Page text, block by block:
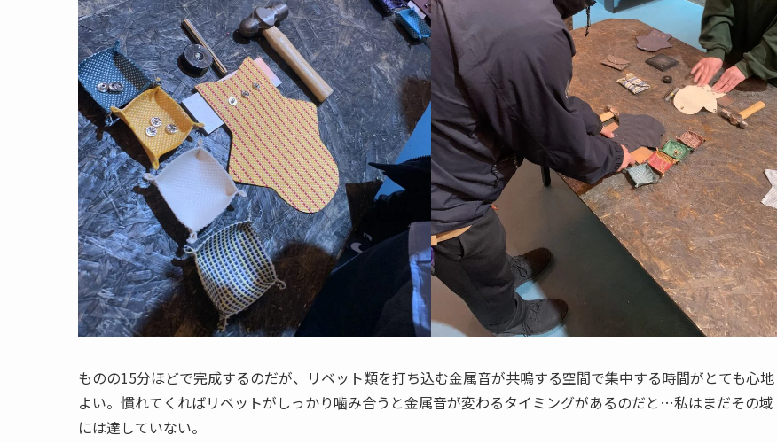
ものの15分ほどで完成するのだが、リベット類を打ち込む金属音が共鳴する空間で集中する時間がとても心地
よい。慣れてくればリベットがしっかり噛み合うと金属音が変わるタイミングがあるのだと…私はまだその域
には達していない。